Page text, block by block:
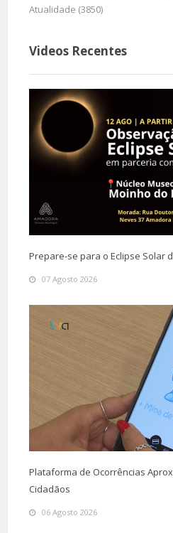
Atualidade (3850)
Videos Recentes
Prepare-se para o Eclipse Solar
07 Agosto 2026
Plataforma de Ocorrências
Cidadãos
06 Agosto 2026